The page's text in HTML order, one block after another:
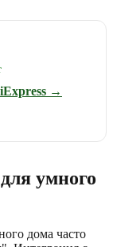
→
умного
дома часто